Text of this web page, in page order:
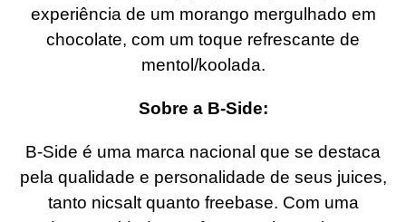
experiência de um morango mergulhado em
chocolate, com um toque refrescante de
mentol/koolada.
Sobre a B-Side:
B-Side é uma marca nacional que se destaca
pela qualidade e personalidade de seus juices,
tanto nicsalt quanto freebase. Com uma